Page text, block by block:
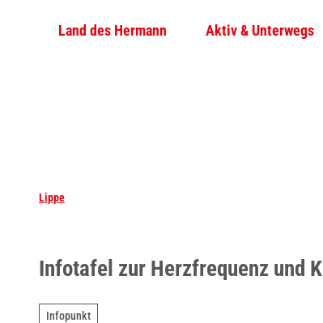
Land des Hermann Aktiv & Unterwegs
Lippe
Infotafel zur Herzfrequenz und
Infopunkt